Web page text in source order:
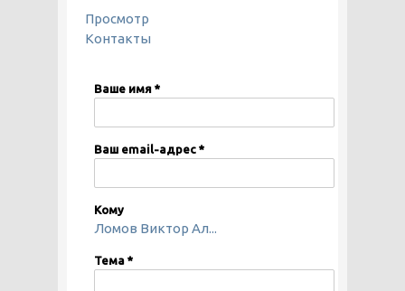
ГЛАВНЫЕ ВКЛАДКИ
Просмотр
Контакты
Ваше имя *
Ваш email-адрес *
Кому
Ломов Виктор Ал...
Тема *